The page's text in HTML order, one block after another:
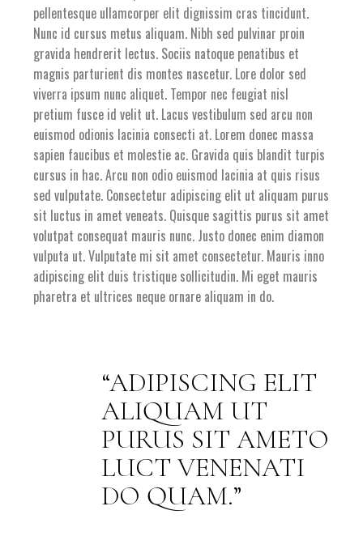
pellentesque ullamcorper elit dignissim cras tincidunt.
Nunc id cursus metus aliquam. Nibh sed pulvinar proin
gravida hendrerit lectus. Sociis natoque penatibus et
magnis parturient dis montes nascetur. Lore dolor sed
viverra ipsum nunc aliquet. Tempor nec feugiat nisl
pretium fusce id velit ut. Lacus vestibulum sed arcu non
euismod odionis lacinia consecti at. Lorem donec massa
sapien faucibus et molestie ac. Gravida quis blandit turpis
cursus in hac. Arcu non odio euismod lacinia at quis risus
sed vulputate. Consectetur adipiscing elit ut aliquam purus
sit luctus in amet veneats. Quisque sagittis purus sit amet
volutpat consequat mauris nunc. Justo donec enim diamon
vulputa ut. Vulputate mi sit amet consectetur. Mauris inno
adipiscing elit duis tristique sollicitudin. Mi eget mauris
pharetra et ultrices neque ornare aliquam in do.
ADIPISCING ELIT
ALIQUAM UT
PURUS SIT AMETO
LUCT VENENATI
DO QUAM.